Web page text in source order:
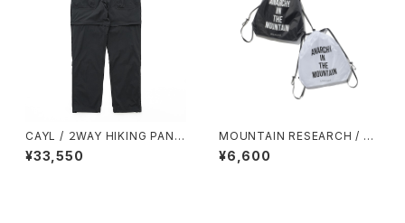
CAYL / ２WAY HIKING PANT
S（BLACK）
¥33,550
MOUNTAIN RESEARCH / W
ANDER PACK
¥6,600